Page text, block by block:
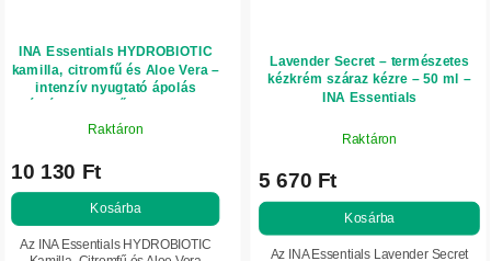
INA Essentials HYDROBIOTIC
kamilla, citromfű és Aloe Vera –
intenzív nyugtató ápolás
érzékeny arcbőrre – 150 ml
Raktáron
10 130 Ft
Kosárba
Az INA Essentials HYDROBIOTIC
Lavender Secret – természetes
kézkrém száraz kézre – 50 ml –
INA Essentials
Raktáron
5 670 Ft
Kosárba
Az INA Essentials Lavender Secret